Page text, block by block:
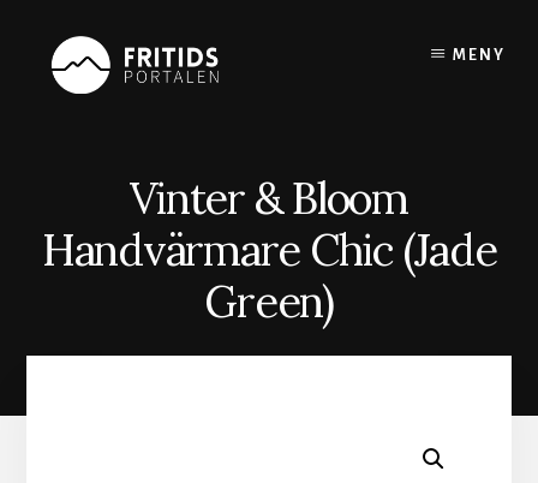
content
MENY
Vinter & Bloom
Handvärmare Chic (Jade
Green)